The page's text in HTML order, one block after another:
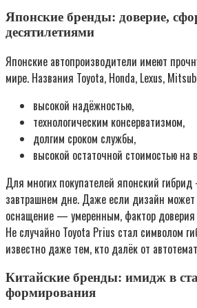
Японские бренды: доверие,
десятилетиями
Японские автопроизводители имеют
мире. Названия Toyota, Honda, Lexus,
высокой надёжностью,
технологическим консерватизмом,
долгим сроком службы,
высокой остаточной стоимостью на
Для многих покупателей японский
завтрашнем дне. Даже если дизайн может
оснащение — умеренным, фактор
Не случайно Toyota Prius стал символом
известно даже тем, кто далёк от
Китайские бренды: имидж в
формирования